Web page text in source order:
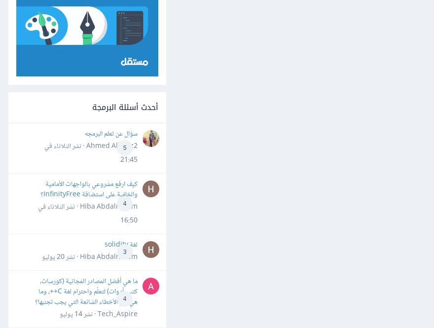
أحدث أسئلة البرمجة
5
سؤال عن تعلم البرمجه
Ahmed Alhafiz2 · نشر
الثلاثاء في
21:45
4
كيف ارفع مشروعي بالواجهات الأمامية
والخلفية على استضافة InfinityFree؟
Hiba Abdalrheem · نشر
الثلاثاء في
16:50
3
لغة solidity
Hiba Abdalrheem · نشر
20 يوليو
4
ما هي أفضل المصادر المجانية (كورسات،
كتب، أدوات) لتعلّم واحترام لغة C++، وما
هي أهم الأخطاء الشائعة التي يجب تجنبها؟
Tech_Aspire · نشر
14 يوليو